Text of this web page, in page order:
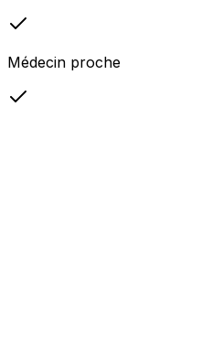
Médecin proche